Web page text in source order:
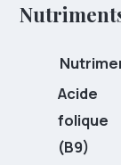
Acide
folique
(B9)